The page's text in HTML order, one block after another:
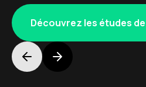
Découvrez les études